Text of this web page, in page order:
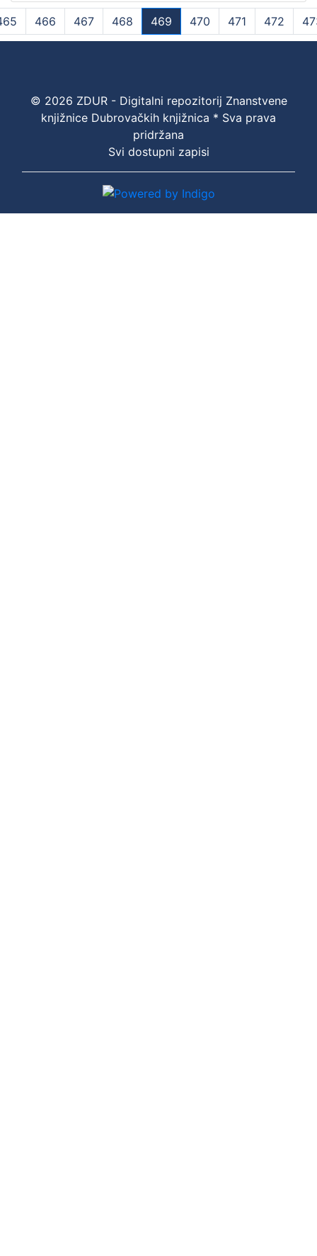
466 467 468
469
(current)
470 471 472
© 2026 ZDUR - Digitalni repozitorij Znanstvene
knjižnice Dubrovačkih knjižnica * Sva prava
pridržana
Svi dostupni zapisi